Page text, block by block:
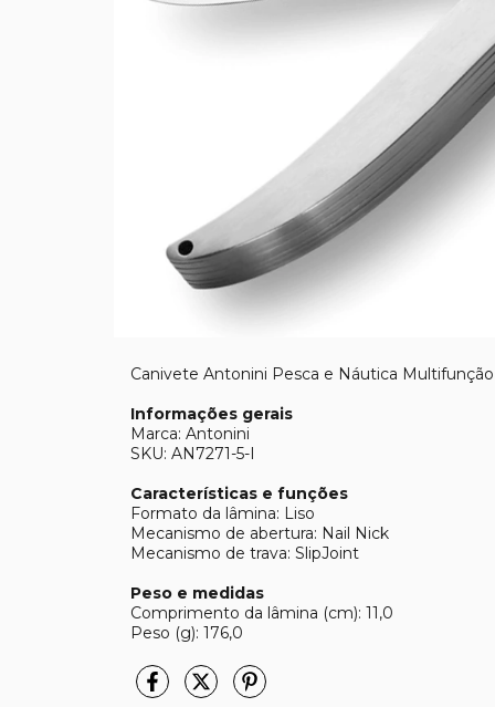
Canivete Antonini Pesca e Náutica Multifunção
Informações gerais
Marca: Antonini
SKU: AN7271-5-I
Características e funções
Formato da lâmina: Liso
Mecanismo de abertura: Nail Nick
Mecanismo de trava: SlipJoint
Peso e medidas
Comprimento da lâmina (cm): 11,0
Peso (g): 176,0